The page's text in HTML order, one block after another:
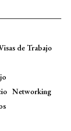
de Trabajo
Networking